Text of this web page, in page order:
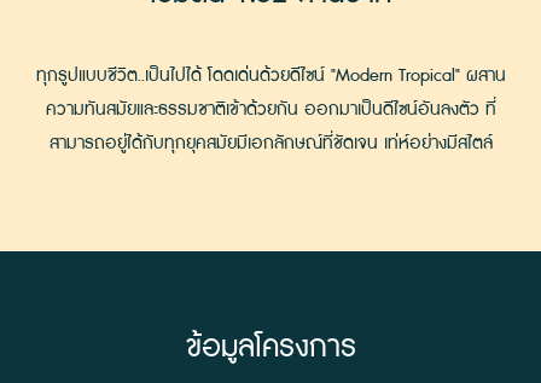
ทุกรูปแบบชีวิต..เป็นไปได้ โดดเด่นด้วยดีไซน์ "Modern Tropical" ผสาน
ความทันสมัยและธรรมชาติเข้าด้วยกัน ออกมาเป็นดีไซน์อันลงตัว ที่
สามารถอยู่ได้กับทุกยุคสมัยมีเอกลักษณ์ที่ชัดเจน เท่ห์อย่างมีสไตล์
ข้อมูลโครงการ